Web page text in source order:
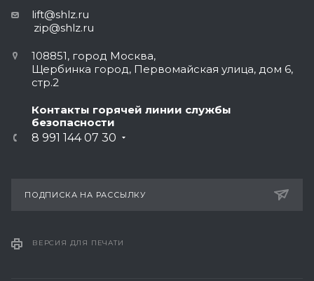
lift@shlz.ru
zip@shlz.ru
108851, город Москва,
Щербинка город, Первомайская улица, дом 6,
стр.2
Контакты горячей линии службы
безопасности
8 991 144 07 30
ПОДПИСКА НА РАССЫЛКУ
ВЕРСИЯ ДЛЯ ПЕЧАТИ